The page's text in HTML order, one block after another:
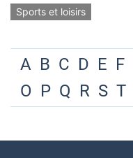
Sports et loisirs
A B C D E F
O P Q R S T